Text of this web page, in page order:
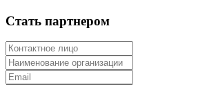
Стать партнером